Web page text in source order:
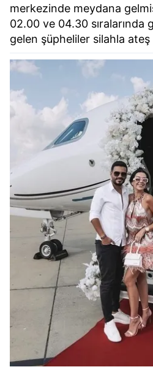
merkezinde meydana
02.00 ve 04.30 sıralarında
gelen şüpheliler silahla ateş